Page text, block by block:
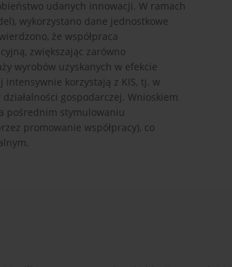
udanych innowacji. W ramach
wykorzystano dane jednostkowe
że współpraca
zwiększając zarówno
wyrobów uzyskanych w efekcie
korzystają z KIS, tj. w
gospodarczej. Wnioskiem
pośrednim stymulowaniu
promowanie współpracy), co